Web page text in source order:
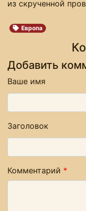
из скрученной
Европа
Добавить
Ваше имя
Заголовок
Комментарий *